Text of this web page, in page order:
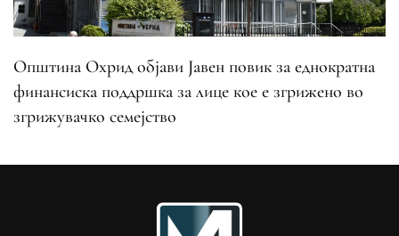
Општина Охрид објави Јавен повик за еднократна
финансиска поддршка за лице кое е згрижено во
згрижувачко семејство